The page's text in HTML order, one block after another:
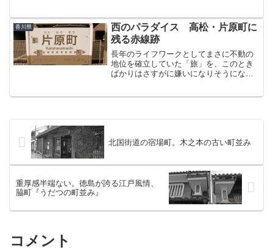
は単車で奈良を訪れた。自宅からだいた
い80km。阪神高速経由...
香川県
西のパラダイス 高松・片原町に
残る赤線跡
長年のライフワークとしてまさに不動の
地位を確立していた「旅」を、このとき
ばかりはさすがに嫌いになりそうになっ
北国街道の宿場町。木之本の古い町並み
重厚感半端ない。徳島が誇る江戸風情、
脇町『うだつの町並み』
コメント